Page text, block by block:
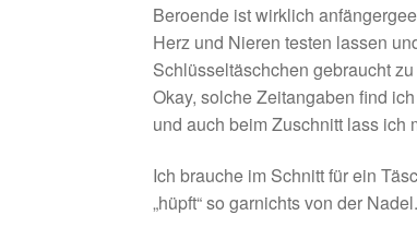
Beroende ist wirklich
Herz und Nieren testen lassen
Schlüsseltäschchen gebraucht
Okay, solche Zeitangaben find
und auch beim Zuschnitt lass ich
Ich brauche im Schnitt für ein
„hüpft“ so garnichts von der